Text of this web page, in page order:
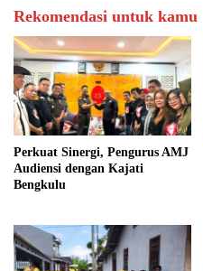
Rekomendasi untuk kamu
Perkuat Sinergi, Pengurus AMJ
Audiensi dengan Kajati
Bengkulu